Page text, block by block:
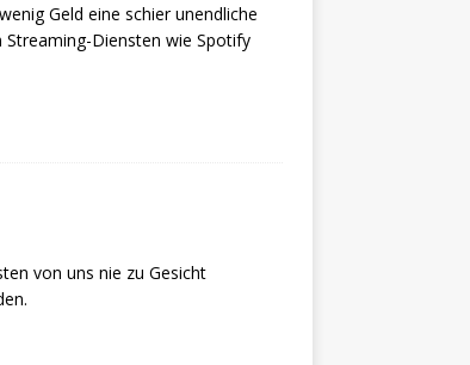
Geld eine schier unendliche
Diensten wie Spotify
von uns nie zu Gesicht